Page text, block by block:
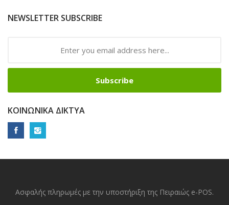
NEWSLETTER SUBSCRIBE
Subscribe
ΚΟΙΝΩΝΙΚΆ ΔΊΚΤΥΑ
Ασφαλής πληρωμές με την υποστήριξη της Πειραιώς e-POS.